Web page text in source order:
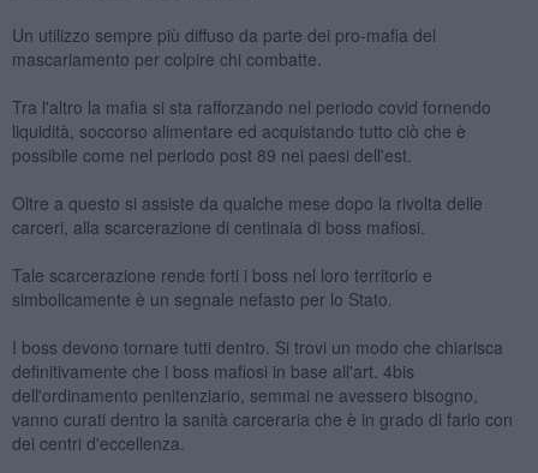
Un utilizzo sempre più diffuso da parte dei pro-mafia del
mascariamento per colpire chi combatte.
Tra l'altro la mafia si sta rafforzando nel periodo covid fornendo
liquidità, soccorso alimentare ed acquistando tutto ciò che è
possibile come nel periodo post 89 nei paesi dell'est.
Oltre a questo si assiste da qualche mese dopo la rivolta delle
carceri, alla scarcerazione di centinaia di boss mafiosi.
Tale scarcerazione rende forti i boss nel loro territorio e
simbolicamente è un segnale nefasto per lo Stato.
I boss devono tornare tutti dentro. Si trovi un modo che chiarisca
definitivamente che i boss mafiosi in base all'art. 4bis
dell'ordinamento penitenziario, semmai ne avessero bisogno,
vanno curati dentro la sanità carceraria che è in grado di farlo con
dei centri d'eccellenza.